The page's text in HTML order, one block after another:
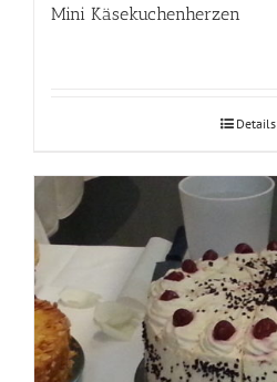
Mini Käsekuchenherzen
Details